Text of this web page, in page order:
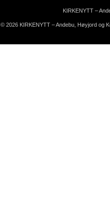
KIRKENYTT –
© 2026 KIRKENYTT – Andebu, Høyjord og